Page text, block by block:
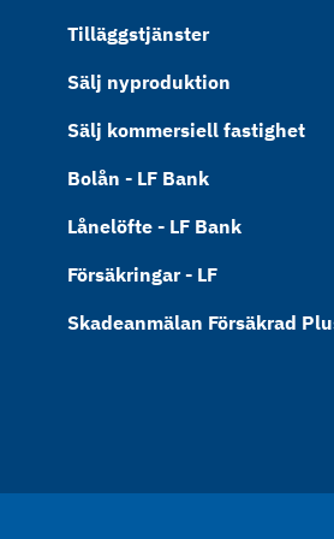
Tilläggstjänster
Sälj nyproduktion
Sälj kommersiell fastighet
Bolån - LF Bank
Lånelöfte - LF Bank
Försäkringar - LF
Skadeanmälan Försäkrad